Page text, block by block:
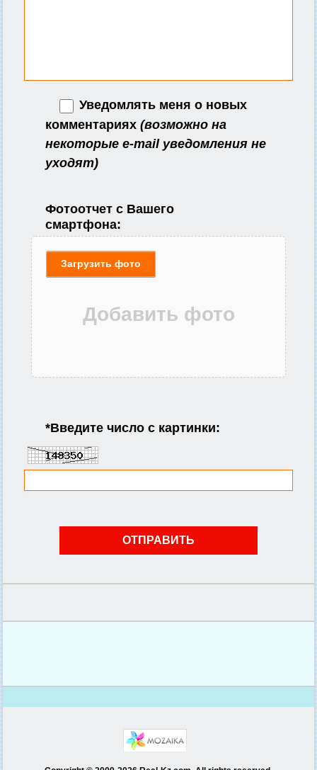
Уведомлять меня о новых
комментариях (возможно на
некоторые e-mail уведомления не
уходят)
Фотоотчет с Вашего
смартфона:
Загрузить фото
*Введите число с картинки: